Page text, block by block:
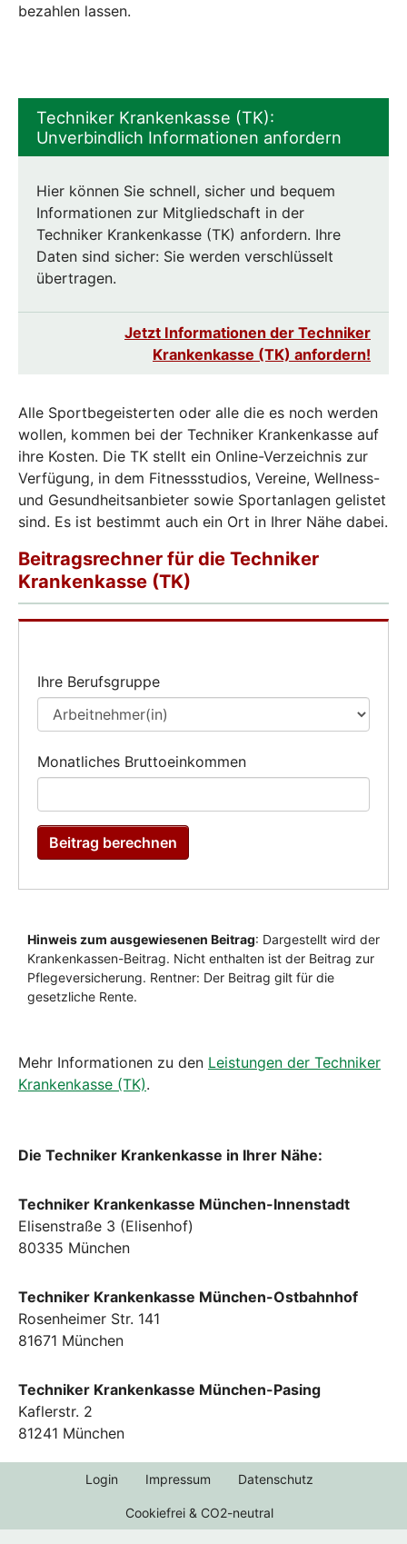
bezahlen lassen.
Techniker Krankenkasse (TK):
Unverbindlich Informationen anfordern
Hier können Sie schnell, sicher und bequem
Informationen zur Mitgliedschaft in der
Techniker Krankenkasse (TK) anfordern. Ihre
Daten sind sicher: Sie werden verschlüsselt
übertragen.
Jetzt Informationen der Techniker
Krankenkasse (TK) anfordern!
Alle Sportbegeisterten oder alle die es noch werden
wollen, kommen bei der Techniker Krankenkasse auf
ihre Kosten. Die TK stellt ein Online-Verzeichnis zur
Verfügung, in dem Fitnessstudios, Vereine, Wellness-
und Gesundheitsanbieter sowie Sportanlagen gelistet
sind. Es ist bestimmt auch ein Ort in Ihrer Nähe dabei.
Mehr Informationen zu den Leistungen der Techniker
Krankenkasse (TK).
Die Techniker Krankenkasse in Ihrer Nähe:
Techniker Krankenkasse München-Innenstadt
Elisenstraße 3 (Elisenhof)
80335 München
Techniker Krankenkasse München-Ostbahnhof
Rosenheimer Str. 141
81671 München
Techniker Krankenkasse München-Pasing
Kaflerstr. 2
81241 München
Login Impressum Datenschutz
Cookiefrei & CO2-neutral